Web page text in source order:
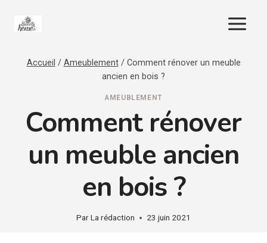
Accueil / Ameublement / Comment rénover un meuble
ancien en bois ?
AMEUBLEMENT
Comment rénover
un meuble ancien
en bois ?
ParLa rédaction 23 juin 2021